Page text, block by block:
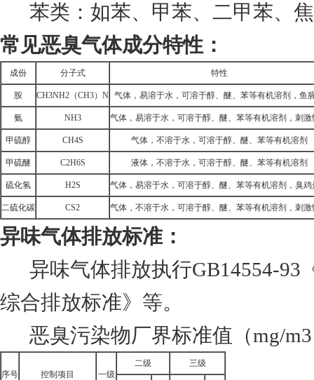
苯类：如苯、甲苯、二甲苯、
常见恶臭气体成分特性：
成份 分子式 特性
胺 CH3NH2（CH3）N 气体，易溶于水，可溶于醇、醚、苯等有机溶剂，鱼
氨 NH3 气体，易溶于水，可溶于醇、醚、苯等有机溶剂，刺激
甲硫醇 CH4S 气体，不溶于水，可溶于醇、醚、苯等有机溶剂
甲硫醚 C2H6S 液体，不溶于水，可溶于醇、醚、苯等有机溶剂
硫化氢 H2S 气体，易溶于水，可溶于醇、醚、苯等有机溶剂，臭鸡
二硫化碳 CS2 气体，不溶于水，可溶于醇、醚、苯等有机溶剂，刺激
异味气体排放标准：
异味气体排放执行GB14554-93
综合排放标准》等。
恶臭污染物厂界标准值（mg/
序号 控制项目 一级
二级 三级